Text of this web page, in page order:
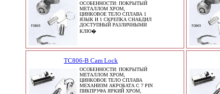
ОСОБЕННОСТИ: ПОКРЫТЫЙ
МЕТАЛЛОМ ХРОМ,
ЦИНКОВОЕ ТЕЛО СПЛАВА 1
ЯЗЫК И 1 СКРЕПКА СНАБДИЛ
ДОСТУПНЫЙ РАЗЛИЧНЫМИ
КЛЮ�
TC806-B Cam Lock
ОСОБЕННОСТИ: ПОКРЫТЫЙ
МЕТАЛЛОМ ХРОМ,
ЦИНКОВОЕ ТЕЛО СПЛАВА
МЕХАНИЗМ АКРОБАТА С 7 PIN
ПИКПРУФА ЯРКИЙ ХРОМ,